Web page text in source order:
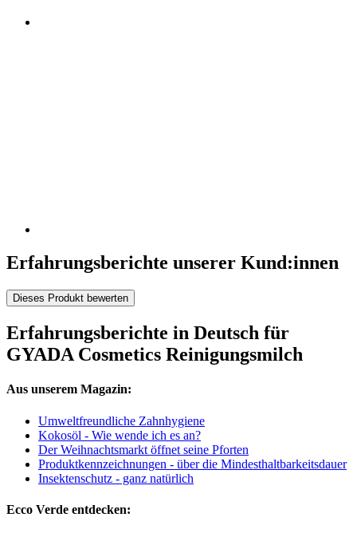
Erfahrungsberichte unserer Kund:innen
Dieses Produkt bewerten
Erfahrungsberichte in Deutsch für
GYADA Cosmetics Reinigungsmilch
Aus unserem Magazin:
Umweltfreundliche Zahnhygiene
Kokosöl - Wie wende ich es an?
Der Weihnachtsmarkt öffnet seine Pforten
Produktkennzeichnungen - über die Mindesthaltbarkeitsdauer
Insektenschutz - ganz natürlich
Ecco Verde entdecken: